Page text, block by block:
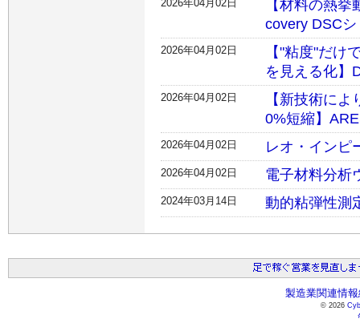
2026年04月02日
【材料の熱
covery DSC
2026年04月02日
【"粘度"だけ
を見える化】
2026年04月02日
【新技術に
0%短縮】
2026年04月02日 レオ・インピ
2026年04月02日 電子材料分析
2024年03月14日 動的粘弾性測
製造業関連情
© 2026